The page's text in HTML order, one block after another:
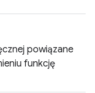
powiązane
funkcję